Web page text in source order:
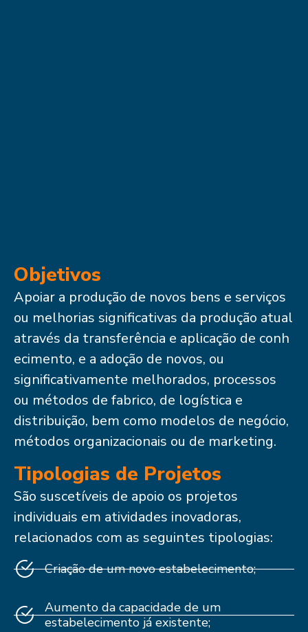
Objetivos
Apoiar a produção de novos bens e serviços
ou melhorias significativas da produção atual
através da transferência e aplicação de conh
ecimento, e a adoção de novos, ou
significativamente melhorados, processos
ou métodos de fabrico, de logística e
distribuição, bem como modelos de negócio,
métodos organizacionais ou de marketing.
Tipologias de Projetos
São suscetíveis de apoio os projetos
individuais em atividades inovadoras,
relacionados com as seguintes tipologias:
Criação de um novo estabelecimento;
Aumento da capacidade de um
estabelecimento já existente;